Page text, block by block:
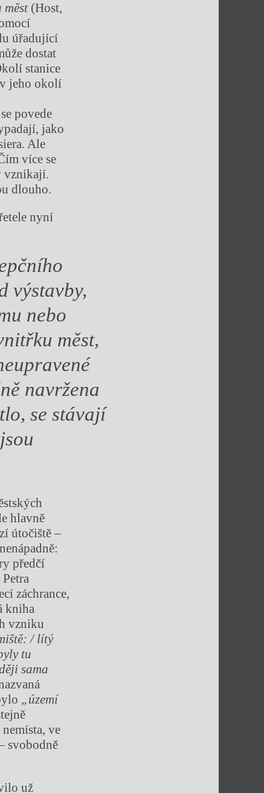
(Host,
úřadující
dostat
stanice
jeho okolí
povede
jako
Ale
více se
vznikají.
dlouho.
nyní
výstavby,
nebo
měst,
navržena
se stávají
hlavně
útočiště –
předčí
záchrance,
kniha
vzniku
/ lítý
tu
sama
„území
ve
svobodně
už